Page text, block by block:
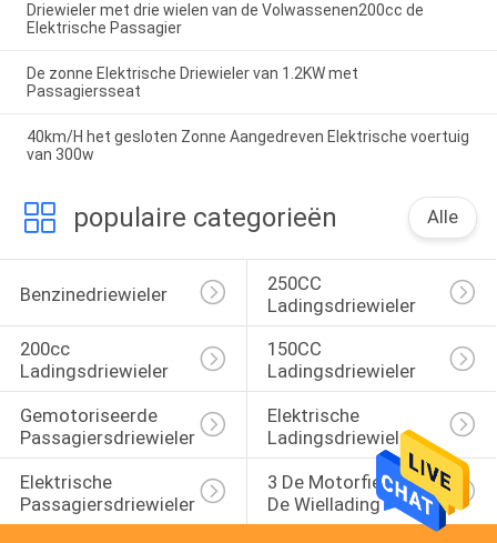
Driewieler met drie wielen van de Volwassenen200cc de
Elektrische Passagier
De zonne Elektrische Driewieler van 1.2KW met
Passagiersseat
40km/H het gesloten Zonne Aangedreven Elektrische voertuig
van 300w
populaire categorieën Alle
Benzinedriewieler
250CC
Ladingsdriewieler
200cc
Ladingsdriewieler
150CC
Ladingsdriewieler
Gemotoriseerde
Passagiersdriewieler
Elektrische
Ladingsdriewieler
Elektrische
Passagiersdriewieler
3 De Motorfiets Van
De Wiellading